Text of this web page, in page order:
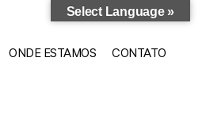
ONDE ESTAMOS CONTATO
Select Language »